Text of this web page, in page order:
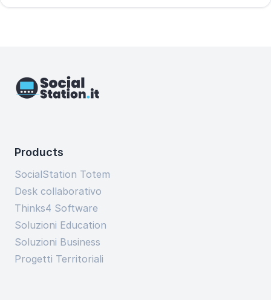
Products
SocialStation Totem
Desk collaborativo
Thinks4 Software
Soluzioni Education
Soluzioni Business
Progetti Territoriali